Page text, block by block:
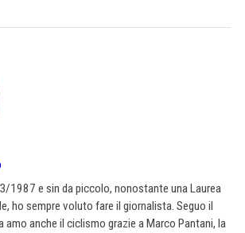
1987 e sin da piccolo, nonostante una Laurea
ho sempre voluto fare il giornalista. Seguo il
amo anche il ciclismo grazie a Marco Pantani, la